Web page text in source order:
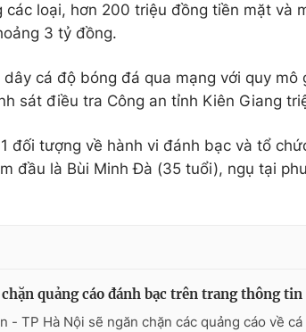
loại, hơn 200 triệu đồng tiền mặt và
3 tỷ đồng.
cá độ bóng đá qua mạng với quy mô
sát điều tra Công an tỉnh Kiên Giang
đối tượng về hành vi đánh bạc và tổ
đầu là Bùi Minh Đà (35 tuổi), ngụ tại
quảng cáo đánh bạc trên trang thông
- TP Hà Nội sẽ ngăn chặn các quảng cáo về